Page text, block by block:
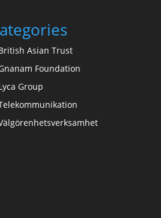
Asian Trust
Foundation
Group